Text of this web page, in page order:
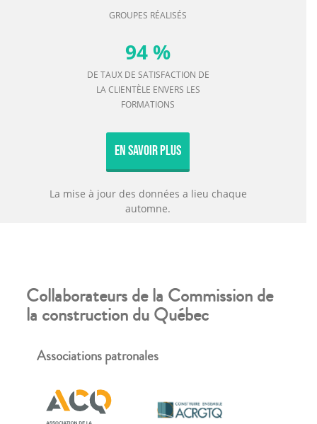
ACTIVITÉS DIFFÉRENTES
2 917
94 %
LA CLIENTÈLE ENVERS LES
FORMATIONS
En Savoir Plus
Collaborateurs de la Commission de
la construction du Québec
Associations patronales